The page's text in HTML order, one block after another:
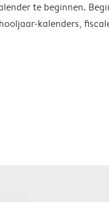
te beginnen.
kalenders,